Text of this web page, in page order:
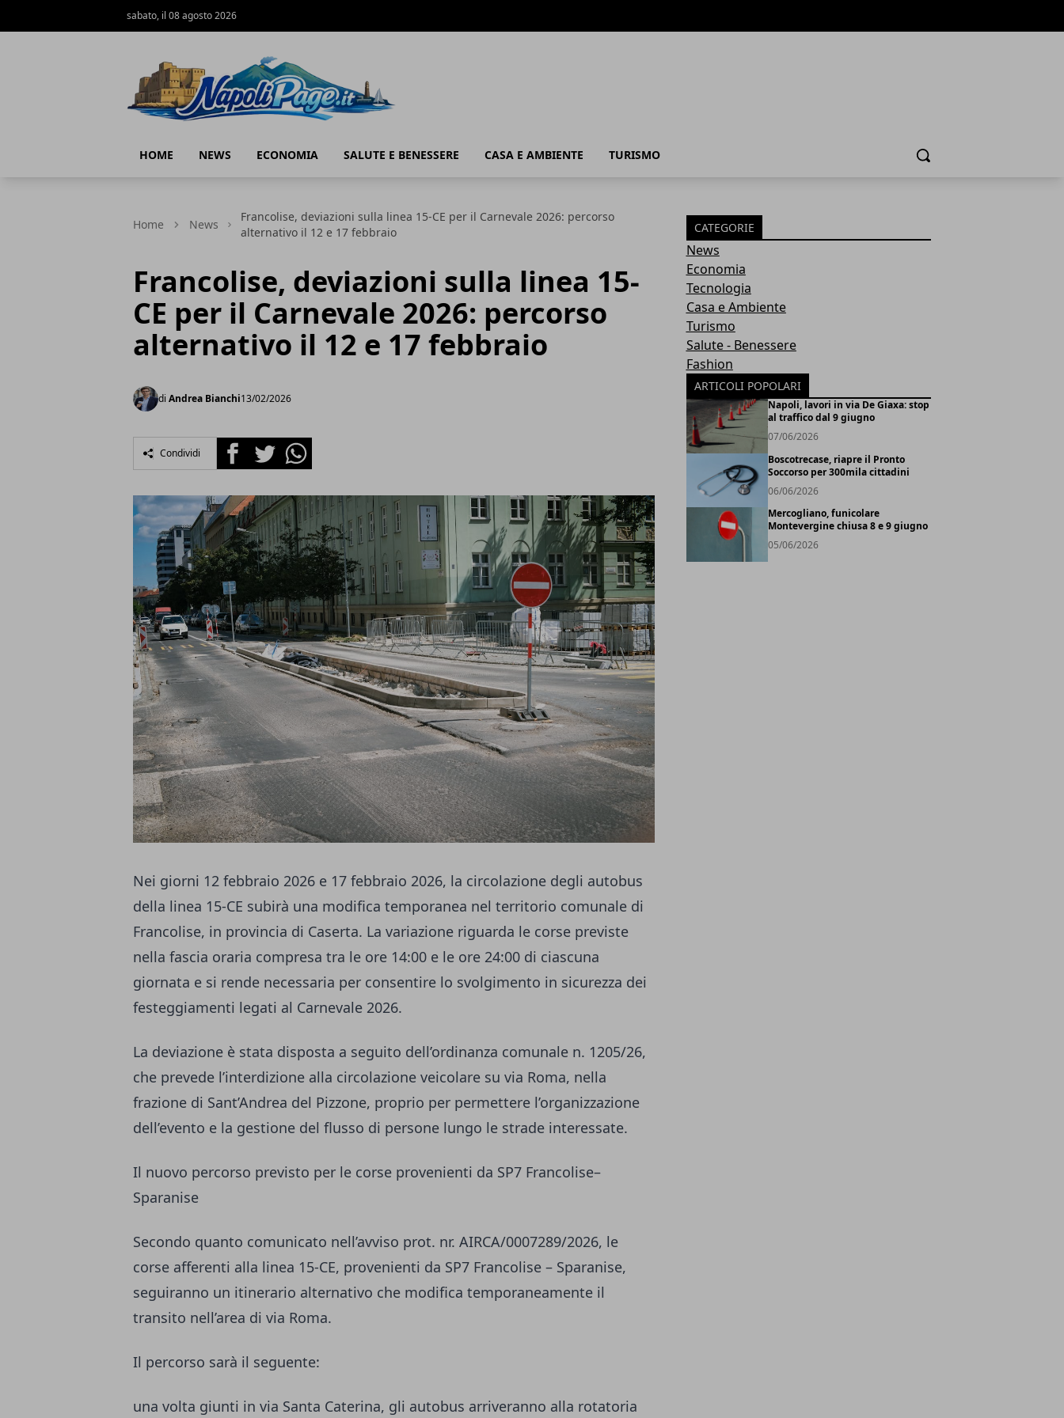
sabato, il 08 agosto 2026
HOME NEWS ECONOMIA SALUTE E BENESSERE CASA E AMBIENTE TURISMO Cerca
Home News
Francolise, deviazioni sulla linea 15-CE per il Carnevale 2026: percorso
alternativo il 12 e 17 febbraio
Francolise, deviazioni sulla linea 15-
CE per il Carnevale 2026: percorso
alternativo il 12 e 17 febbraio
di Andrea Bianchi13/02/2026
Condividi FacebookTwitterWhatsapp
Nei giorni 12 febbraio 2026 e 17 febbraio 2026, la circolazione degli autobus
della linea 15-CE subirà una modifica temporanea nel territorio comunale di
Francolise, in provincia di Caserta. La variazione riguarda le corse previste
nella fascia oraria compresa tra le ore 14:00 e le ore 24:00 di ciascuna
giornata e si rende necessaria per consentire lo svolgimento in sicurezza dei
festeggiamenti legati al Carnevale 2026.
La deviazione è stata disposta a seguito dell’ordinanza comunale n. 1205/26,
che prevede l’interdizione alla circolazione veicolare su via Roma, nella
frazione di Sant’Andrea del Pizzone, proprio per permettere l’organizzazione
dell’evento e la gestione del flusso di persone lungo le strade interessate.
Il nuovo percorso previsto per le corse provenienti da SP7 Francolise–
Sparanise
Secondo quanto comunicato nell’avviso prot. nr. AIRCA/0007289/2026, le
corse afferenti alla linea 15-CE, provenienti da SP7 Francolise – Sparanise,
seguiranno un itinerario alternativo che modifica temporaneamente il
transito nell’area di via Roma.
Il percorso sarà il seguente:
una volta giunti in via Santa Caterina, gli autobus arriveranno alla rotatoria
CATEGORIE
News
Economia
Tecnologia
Casa e Ambiente
Turismo
Salute - Benessere
Fashion
ARTICOLI POPOLARI
Napoli, lavori in via De Giaxa: stop
al traffico dal 9 giugno
07/06/2026
Boscotrecase, riapre il Pronto
Soccorso per 300mila cittadini
06/06/2026
Mercogliano, funicolare
Montevergine chiusa 8 e 9 giugno
05/06/2026